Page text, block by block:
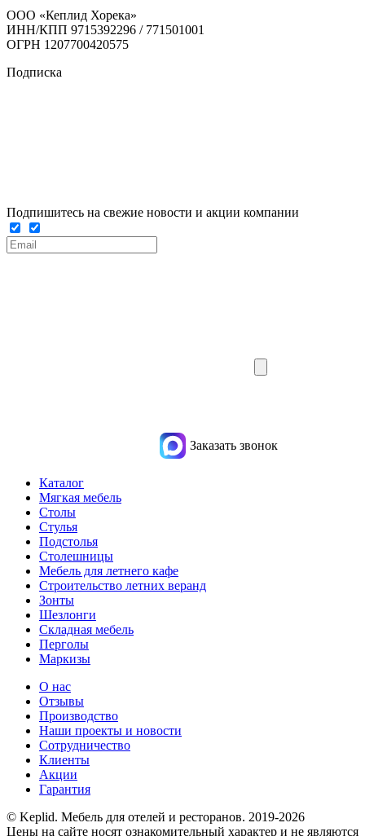
ООО «Кеплид Хорека»
ИНН/КПП 9715392296 / 771501001
ОГРН 1207700420575
Подписка
Подпишитесь на свежие новости и акции компании
Заказать звонок
Каталог
Мягкая мебель
Столы
Стулья
Подстолья
Столешницы
Мебель для летнего кафе
Строительство летних веранд
Зонты
Шезлонги
Складная мебель
Перголы
Маркизы
О нас
Отзывы
Производство
Наши проекты и новости
Сотрудничество
Клиенты
Акции
Гарантия
© Keplid. Мебель для отелей и ресторанов. 2019-2026
Цены на сайте носят ознакомительный характер и не являются